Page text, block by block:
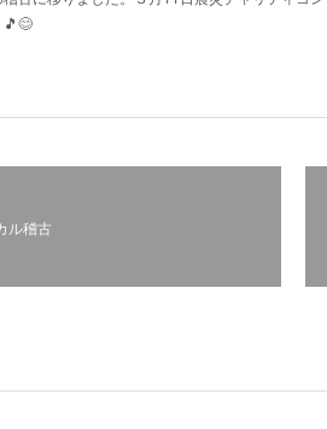
🎵😊
ル稽古